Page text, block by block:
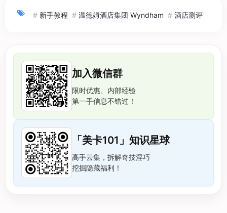
# 新手教程 # 温德姆酒店集团 Wyndham # 酒店测评
加入微信群
限时优惠、内部经验
第一手信息不错过！
「美卡101」知识星球
高手云集，拆解奇技淫巧
挖掘隐藏福利！